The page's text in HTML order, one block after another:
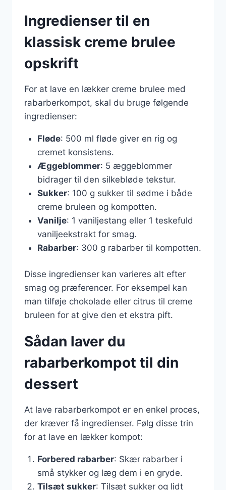
Ingredienser til en
klassisk creme brulee
opskrift
For at lave en lækker creme brulee med
rabarberkompot, skal du bruge følgende
ingredienser:
Fløde: 500 ml fløde giver en rig og
cremet konsistens.
Æggeblommer: 5 æggeblommer
bidrager til den silkebløde tekstur.
Sukker: 100 g sukker til sødme i både
creme bruleen og kompotten.
Vanilje: 1 vaniljestang eller 1 teskefuld
vaniljeekstrakt for smag.
Rabarber: 300 g rabarber til kompotten.
Disse ingredienser kan varieres alt efter
smag og præferencer. For eksempel kan
man tilføje chokolade eller citrus til creme
bruleen for at give den et ekstra pift.
Sådan laver du
rabarberkompot til din
dessert
At lave rabarberkompot er en enkel proces,
der kræver få ingredienser. Følg disse trin
for at lave en lækker kompot:
Forbered rabarber: Skær rabarber i
små stykker og læg dem i en gryde.
Tilsæt sukker: Tilsæt sukker og lidt